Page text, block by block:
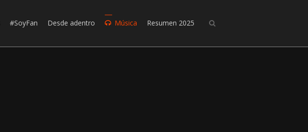
#SoyFan Desde adentro Música Resumen 2025